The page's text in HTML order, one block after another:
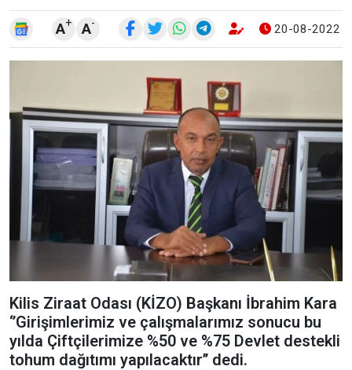
A+ A- 20-08-2022
Kilis Ziraat Odası (KİZO) Başkanı İbrahim Kara
‘’Girişimlerimiz ve çalışmalarımız sonucu bu
yılda Çiftçilerimize %50 ve %75 Devlet destekli
tohum dağıtımı yapılacaktır’’ dedi.